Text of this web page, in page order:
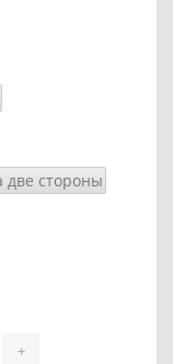
две стороны
+